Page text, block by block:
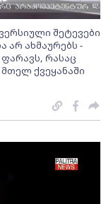
შეტევები
არ ახმაურებს -
რასაც
ქვეყანაში